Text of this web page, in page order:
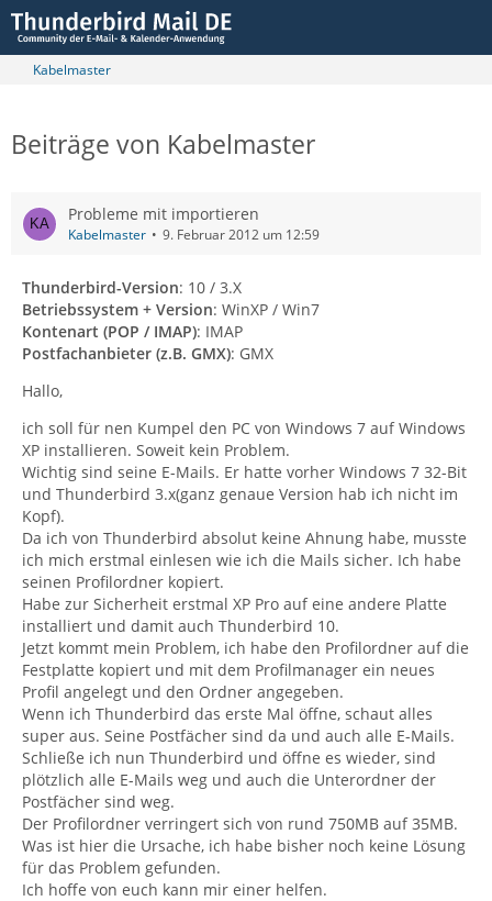
Kabelmaster
Beiträge von Kabelmaster
Probleme mit importieren
Kabelmaster 9. Februar 2012 um 12:59
Thunderbird-Version: 10 / 3.X
Betriebssystem + Version: WinXP / Win7
Kontenart (POP / IMAP): IMAP
Postfachanbieter (z.B. GMX): GMX
Hallo,
ich soll für nen Kumpel den PC von Windows 7 auf Windows
XP installieren. Soweit kein Problem.
Wichtig sind seine E-Mails. Er hatte vorher Windows 7 32-Bit
und Thunderbird 3.x(ganz genaue Version hab ich nicht im
Kopf).
Da ich von Thunderbird absolut keine Ahnung habe, musste
ich mich erstmal einlesen wie ich die Mails sicher. Ich habe
seinen Profilordner kopiert.
Habe zur Sicherheit erstmal XP Pro auf eine andere Platte
installiert und damit auch Thunderbird 10.
Jetzt kommt mein Problem, ich habe den Profilordner auf die
Festplatte kopiert und mit dem Profilmanager ein neues
Profil angelegt und den Ordner angegeben.
Wenn ich Thunderbird das erste Mal öffne, schaut alles
super aus. Seine Postfächer sind da und auch alle E-Mails.
Schließe ich nun Thunderbird und öffne es wieder, sind
plötzlich alle E-Mails weg und auch die Unterordner der
Postfächer sind weg.
Der Profilordner verringert sich von rund 750MB auf 35MB.
Was ist hier die Ursache, ich habe bisher noch keine Lösung
für das Problem gefunden.
Ich hoffe von euch kann mir einer helfen.